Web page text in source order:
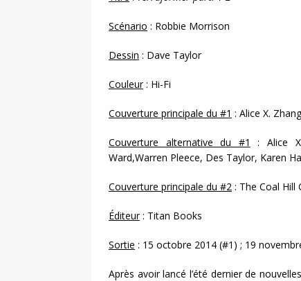
Scénario : Robbie Morrison
Dessin : Dave Taylor
Couleur: Hi-Fi
Couverture principale du #1 : Alice X. Zhang
Couverture alternative du #1
: Alice
Ward,Warren Pleece, Des Taylor, Karen
Couverture principale du #2 : The Coal Hill
Éditeur: Titan Books
Sortie : 15 octobre 2014 (#1) ; 19
Après avoir lancé l’été dernier de